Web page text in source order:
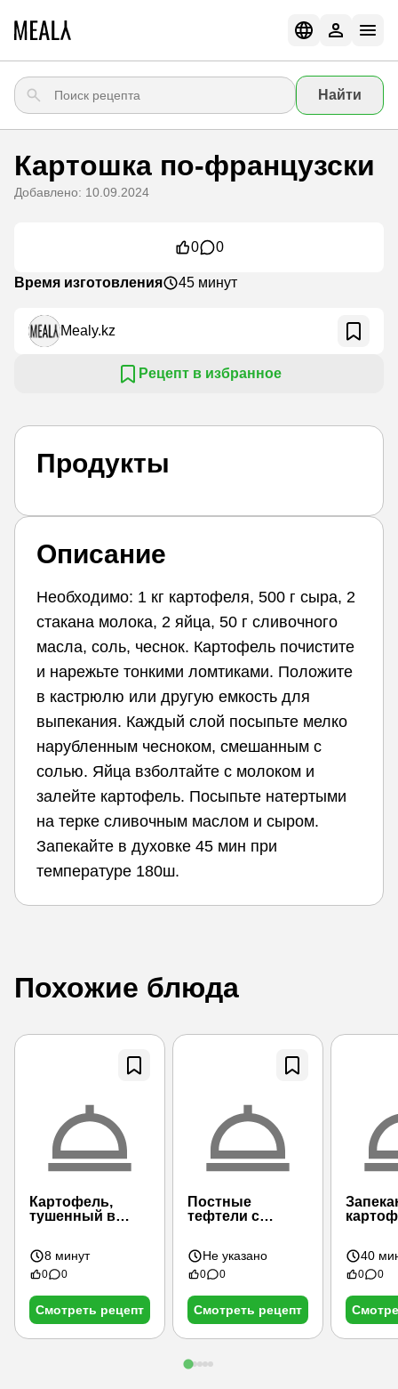
Найти
Картошка по-французски
Добавлено: 10.09.2024
0 0
Время изготовления 45 минут
Mealy.kz
Рецепт в избранное
Продукты
Описание
Необходимо: 1 кг картофеля, 500 г сыра, 2
стакана молока, 2 яйца, 50 г сливочного
масла, соль, чеснок. Картофель почистите
и нарежьте тонкими ломтиками. Положите
в кастрюлю или другую емкость для
выпекания. Каждый слой посыпьте мелко
нарубленным чесноком, смешанным с
солью. Яйца взболтайте с молоком и
залейте картофель. Посыпьте натертыми
на терке сливочным маслом и сыром.
Запекайте в духовке 45 мин при
температуре 180ш.
Похожие блюда
Картофель,
тушенный в
8 минут
0 0
Смотреть рецепт
Постные
тефтели с
Не указано
0 0
Смотреть рецепт
40
0 0